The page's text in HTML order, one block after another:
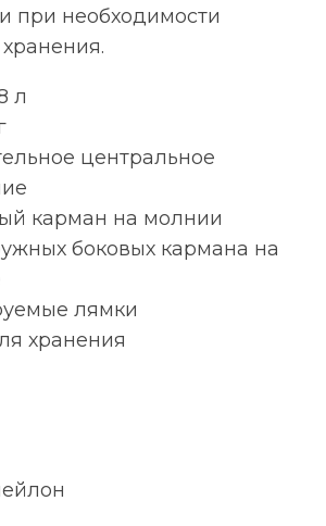
при необходимости
л
центральное
карман на молнии
боковых кармана на
лямки
хранения